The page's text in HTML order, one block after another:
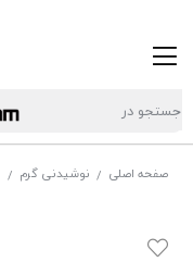
صفحه اصلی / نوشیدنی گرم /